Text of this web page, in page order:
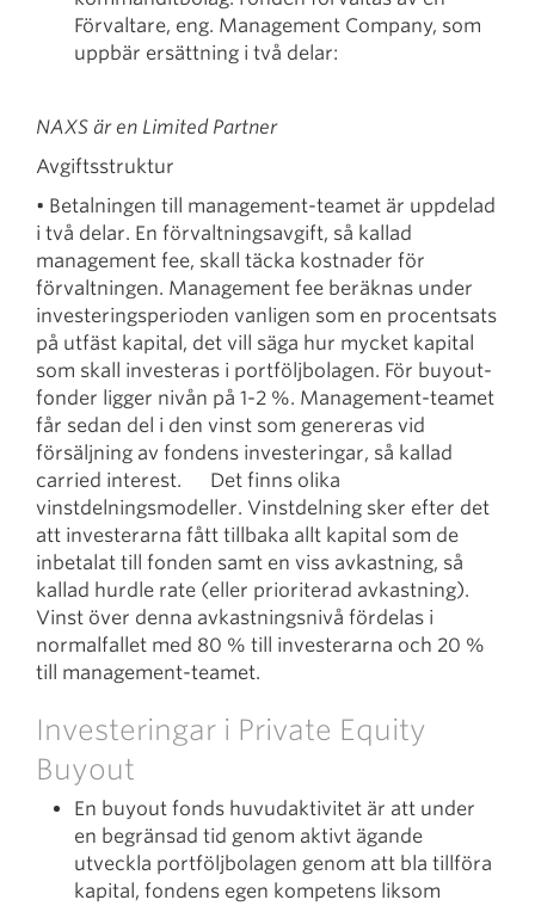
Förvaltare, eng. Management Company, som
uppbär ersättning i två delar:
NAXS är en Limited Partner
Avgiftsstruktur
• Betalningen till management-teamet är uppdelad
i två delar. En förvaltningsavgift, så kallad
management fee, skall täcka kostnader för
förvaltningen. Management fee beräknas under
investeringsperioden vanligen som en procentsats
på utfäst kapital, det vill säga hur mycket kapital
som skall investeras i portföljbolagen. För buyout-
fonder ligger nivån på 1-2 %. Management-teamet
får sedan del i den vinst som genereras vid
försäljning av fondens investeringar, så kallad
carried interest. Det finns olika
vinstdelningsmodeller. Vinstdelning sker efter det
att investerarna fått tillbaka allt kapital som de
inbetalat till fonden samt en viss avkastning, så
kallad hurdle rate (eller prioriterad avkastning).
Vinst över denna avkastningsnivå fördelas i
normalfallet med 80 % till investerarna och 20 %
till management-teamet.
Investeringar i Private Equity
Buyout
En buyout fonds huvudaktivitet är att under
en begränsad tid genom aktivt ägande
utveckla portföljbolagen genom att bla tillföra
kapital, fondens egen kompetens liksom